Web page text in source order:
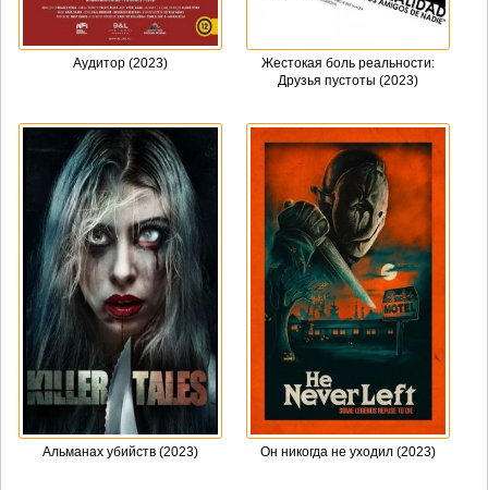
Аудитор (2023)
Жестокая боль реальности:
Друзья пустоты (2023)
Альманах убийств (2023) Он никогда не уходил (2023)